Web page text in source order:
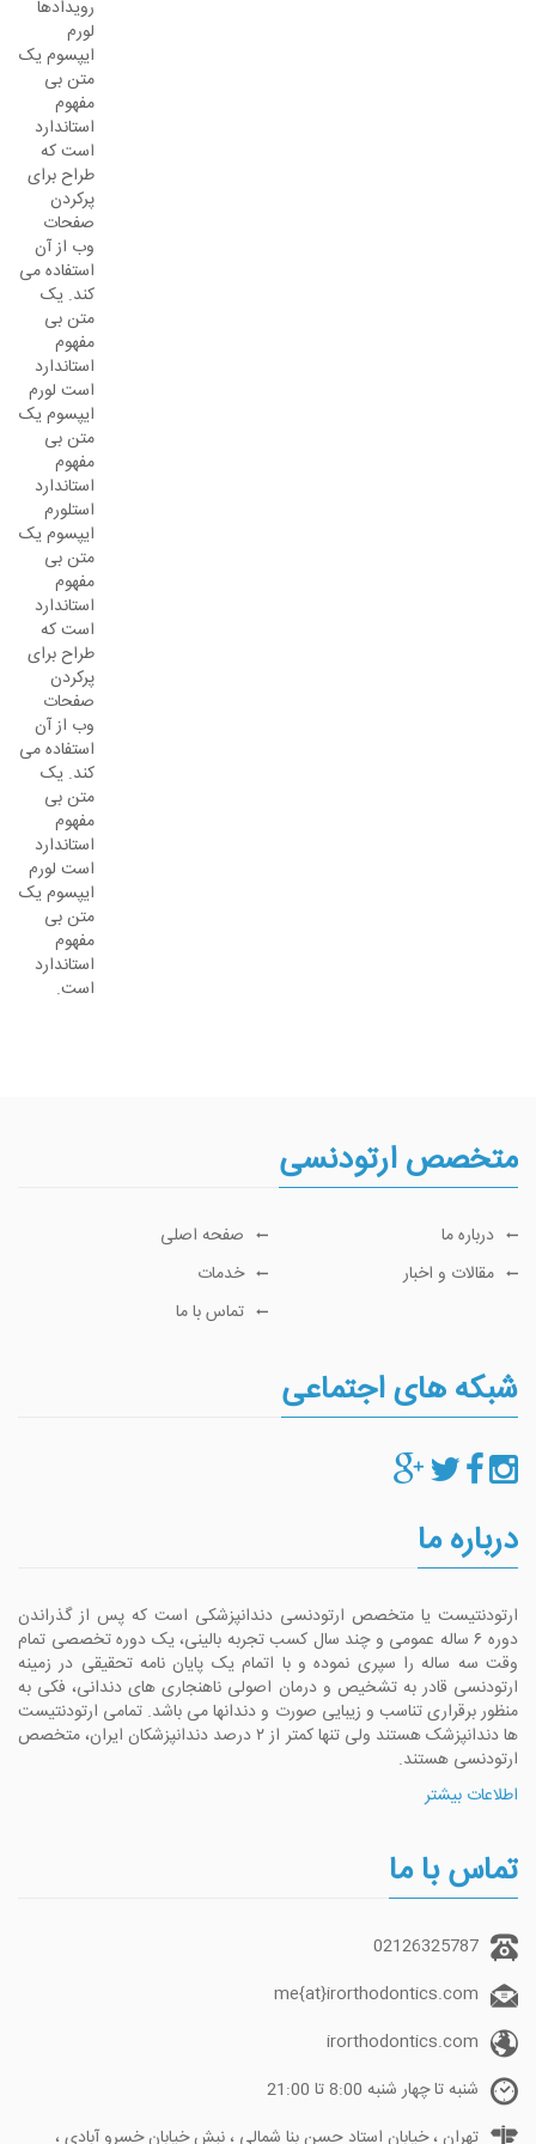
رویدادها
لورم
ایپسوم یک
متن بی
مفهوم
استاندارد
است که
طراح برای
پرکردن
صفحات
وب از آن
استفاده می
کند. یک
متن بی
مفهوم
استاندارد
است لورم
ایپسوم یک
متن بی
مفهوم
استاندارد
استلورم
ایپسوم یک
متن بی
مفهوم
استاندارد
است که
طراح برای
پرکردن
صفحات
وب از آن
استفاده می
کند. یک
متن بی
مفهوم
استاندارد
است لورم
ایپسوم یک
متن بی
مفهوم
استاندارد
است.
متخصص ارتودنسی
صفحه اصلی
درباره ما
خدمات
مقالات و اخبار
تماس با ما
شبکه های اجتماعی
درباره ما
ارتودنتیست یا متخصص ارتودنسی دندانپزشکی است که پس از گذراندن
دوره ۶ ساله عمومی و چند سال کسب تجربه بالینی، یک دوره تخصصی تمام
وقت سه ساله را سپری نموده و با اتمام یک پایان نامه تحقیقی در زمینه
ارتودنسی قادر به تشخیص و درمان اصولی ناهنجاری های دندانی، فکی به
منظور برقراری تناسب و زیبایی صورت و دندانها می باشد. تمامی ارتودنتیست
ها دندانپزشک هستند ولی تنها کمتر از ۲ درصد دندانپزشکان ایران، متخصص
ارتودنسی هستند.
اطلاعات بیشتر
تماس با ما
02126325787
me{at}irorthodontics.com
irorthodontics.com
شنبه تا چهار شنبه 8:00 تا 21:00
تهران ، خیابان استاد حسن بنا شمالی ، نبش خیابان خسرو آبادی ،